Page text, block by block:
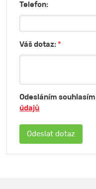
Telefon:
Váš dotaz:*
Odesláním
údajů